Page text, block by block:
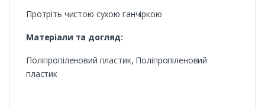
Протріть чистою сухою ганчіркою
Матеріали та догляд:
Поліпропіленовий пластик, Поліпропіленовий
пластик